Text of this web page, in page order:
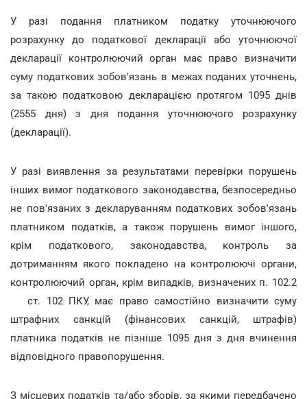
У разі подання платником податку уточнюючого
розрахунку до податкової декларації або уточнюючої
декларації контролюючий орган має право визначити
суму податкових зобов'язань в межах поданих уточнень,
за такою податковою декларацією протягом 1095 днів
(2555 дня) з дня подання уточнюючого розрахунку
(декларації).
У разі виявлення за результатами перевірки порушень
інших вимог податкового законодавства, безпосередньо
не пов'язаних з декларуванням податкових зобов'язань
платником податків, а також порушень вимог іншого,
крім податкового, законодавства, контроль за
дотриманням якого покладено на контролюючі органи,
контролюючий орган, крім випадків, визначених п. 102.2
ст. 102 ПКУ, має право самостійно визначити суму
штрафних санкцій (фінансових санкцій, штрафів)
платника податків не пізніше 1095 дня з дня вчинення
відповідного правопорушення.
З місцевих податків та/або зборів, за якими передбачено